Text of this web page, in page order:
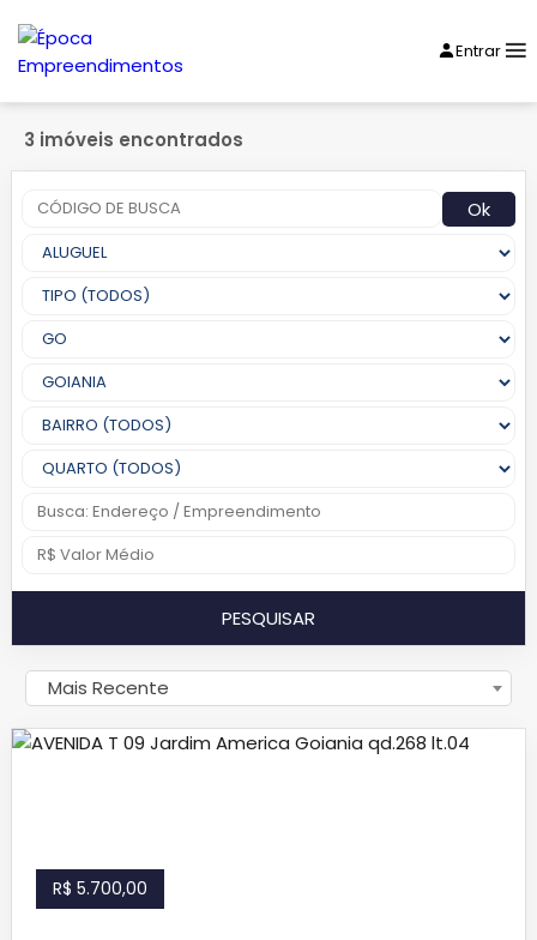
Entrar
3 imóveis encontrados
Ok
PESQUISAR
Mais Recente
R$ 5.700,00